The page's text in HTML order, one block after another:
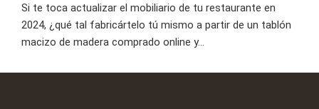
Si te toca actualizar el mobiliario de tu restaurante en
2024, ¿qué tal fabricártelo tú mismo a partir de un tablón
macizo de madera comprado online y...